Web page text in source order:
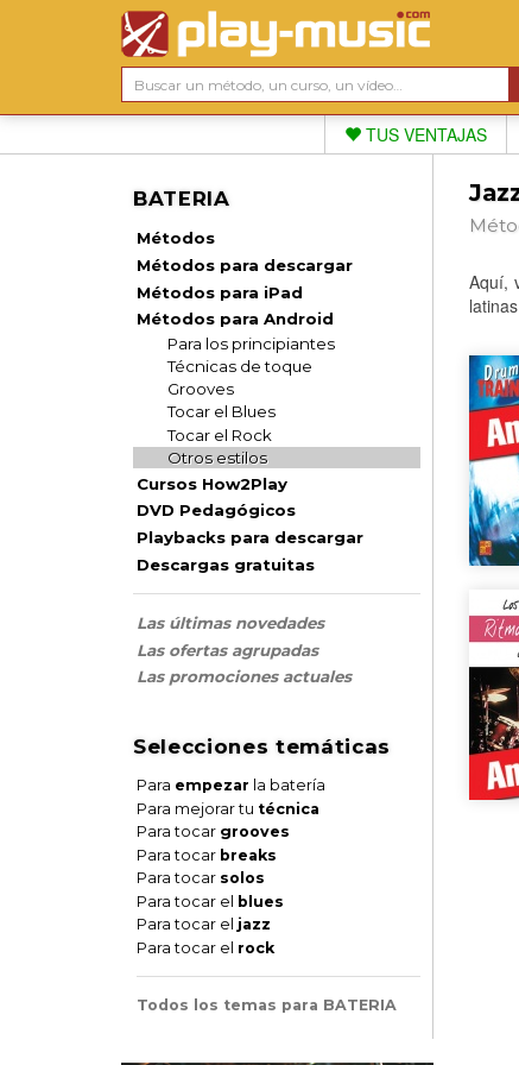
TUS VENTAJAS
BATERIA
Métodos
Métodos para descargar
Métodos para iPad
Métodos para Android
Para los principiantes
Técnicas de toque
Grooves
Tocar el Blues
Tocar el Rock
Otros estilos
Cursos How2Play
DVD Pedagógicos
Playbacks para descargar
Descargas gratuitas
Las últimas novedades
Las ofertas agrupadas
Las promociones actuales
Selecciones temáticas
Para empezar la batería
Para mejorar tu técnica
Para tocar grooves
Para tocar breaks
Para tocar solos
Para tocar el
blues
Para tocar el jazz
Para tocar el rock
Todos los temas para BATERIA
Aquí,